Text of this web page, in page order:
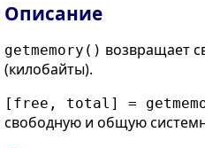
Описание
getmemory() возвращает
(килобайты).
[free, total] =
свободную и общую